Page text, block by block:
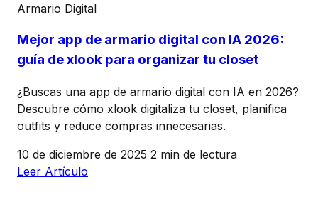
Armario Digital
Mejor app de armario digital con IA 2026:
guía de xlook para organizar tu closet
¿Buscas una app de armario digital con IA en 2026?
Descubre cómo xlook digitaliza tu closet, planifica
outfits y reduce compras innecesarias.
10 de diciembre de 2025 2 min de lectura
Leer Artículo